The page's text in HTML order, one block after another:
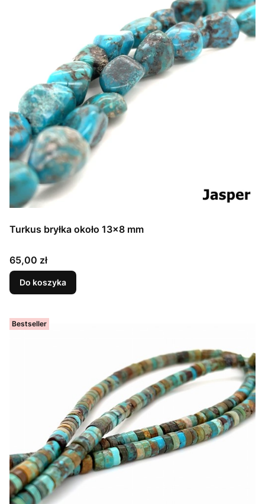
Turkus bryłka około 13x8 mm
Cena
65,00 zł
Do koszyka
Bestseller